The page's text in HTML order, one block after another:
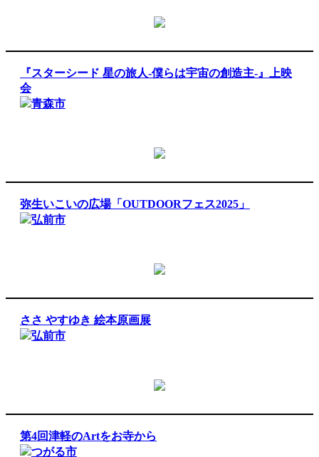
『スターシード 星の旅人-僕らは宇宙の創造主-』上映
会
青森市
弥生いこいの広場「OUTDOORフェス2025」
弘前市
ささ やすゆき 絵本原画展
弘前市
第4回津軽のArtをお寺から
つがる市